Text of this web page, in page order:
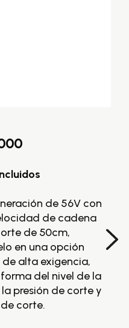
de 56V con
de cadena
de 50cm,
en una opción
alta exigencia,
del nivel de la
presión de corte y
corte.